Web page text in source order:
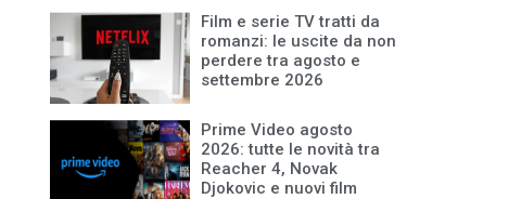
Film e serie TV tratti da
romanzi: le uscite da non
perdere tra agosto e
settembre 2026
Prime Video agosto
2026: tutte le novità tra
Reacher 4, Novak
Djokovic e nuovi film